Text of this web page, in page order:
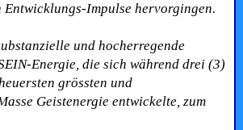
Entwicklungs-Impulse hervorgingen.
und hocherregende
Energie, die sich während drei (3)
grössten und
Geistenergie entwickelte, zum